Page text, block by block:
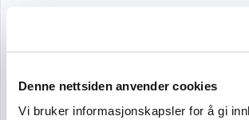
Denne nettsiden anvender cookies
Vi bruker informasjonskapsler for å gi
Energy
1329 kJ/ 313 kcal